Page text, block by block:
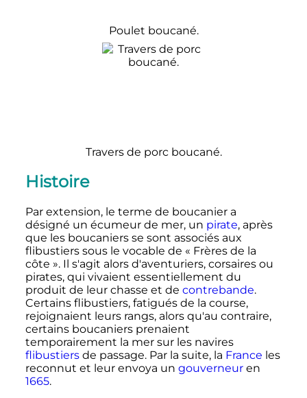
Poulet boucané.
Travers de porc boucané.
Histoire
Par extension, le terme de boucanier a
désigné un écumeur de mer, un pirate, après
que les boucaniers se sont associés aux
flibustiers sous le vocable de « Frères de la
côte ». Il s'agit alors d'aventuriers, corsaires ou
pirates, qui vivaient essentiellement du
produit de leur chasse et de contrebande.
Certains flibustiers, fatigués de la course,
rejoignaient leurs rangs, alors qu'au contraire,
certains boucaniers prenaient
temporairement la mer sur les navires
flibustiersde passage. Par la suite, la France les
reconnut et leur envoya un gouverneuren
1665.